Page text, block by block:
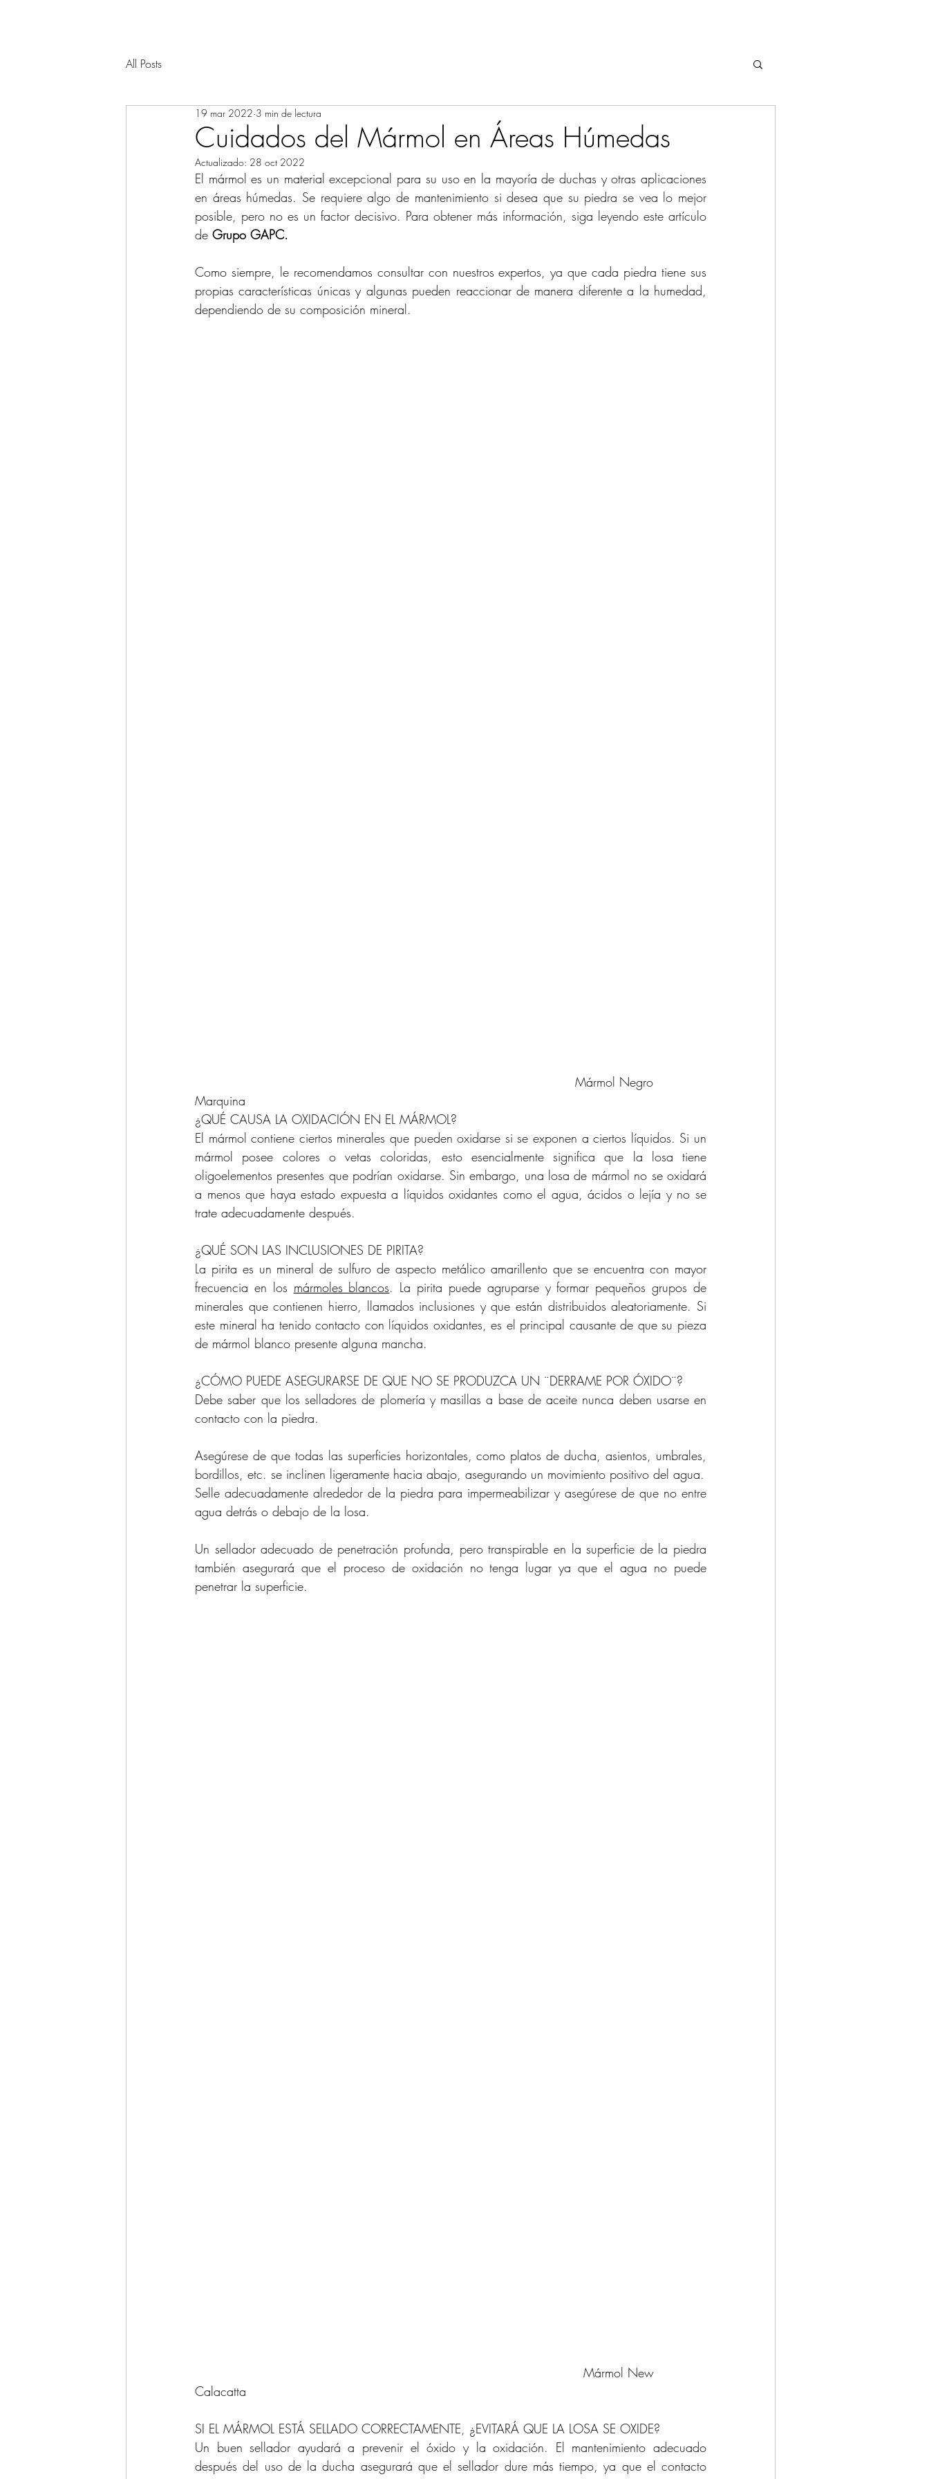
All Posts
Cuidados del Mármol en Áreas Húmedas
19 mar 2022 3 min de lectura
Actualizado: 28 oct 2022
El mármol es un material excepcional para su uso en la mayoría de duchas y otras aplicaciones
en áreas húmedas. Se requiere algo de mantenimiento si desea que su piedra se vea lo mejor
posible, pero no es un factor decisivo. Para obtener más información, siga leyendo este artículo
de Grupo GAPC.
Como siempre, le recomendamos consultar con nuestros expertos, ya que cada piedra tiene sus
propias características únicas y algunas pueden reaccionar de manera diferente a la humedad,
dependiendo de su composición mineral.
Marquina
¿QUÉ CAUSA LA OXIDACIÓN EN EL MÁRMOL?
El mármol contiene ciertos minerales que pueden oxidarse si se exponen a ciertos líquidos. Si un
mármol posee colores o vetas coloridas, esto esencialmente significa que la losa tiene
oligoelementos presentes que podrían oxidarse. Sin embargo, una losa de mármol no se oxidará
a menos que haya estado expuesta a líquidos oxidantes como el agua, ácidos o lejía y no se
trate adecuadamente después.
¿QUÉ SON LAS INCLUSIONES DE PIRITA?
La pirita es un mineral de sulfuro de aspecto metálico amarillento que se encuentra con mayor
frecuencia en los mármoles blancos. La pirita puede agruparse y formar pequeños grupos de
minerales que contienen hierro, llamados inclusiones y que están distribuidos aleatoriamente. Si
este mineral ha tenido contacto con líquidos oxidantes, es el principal causante de que su pieza
de mármol blanco presente alguna mancha.
¿CÓMO PUEDE ASEGURARSE DE QUE NO SE PRODUZCA UN ¨DERRAME POR ÓXIDO¨?
Debe saber que los selladores de plomería y masillas a base de aceite nunca deben usarse en
contacto con la piedra.
Asegúrese de que todas las superficies horizontales, como platos de ducha, asientos, umbrales,
bordillos, etc. se inclinen ligeramente hacia abajo, asegurando un movimiento positivo del agua.
Selle adecuadamente alrededor de la piedra para impermeabilizar y asegúrese de que no entre
agua detrás o debajo de la losa.
Un sellador adecuado de penetración profunda, pero transpirable en la superficie de la piedra
también asegurará que el proceso de oxidación no tenga lugar ya que el agua no puede
penetrar la superficie.
Calacatta
SI EL MÁRMOL ESTÁ SELLADO CORRECTAMENTE, ¿EVITARÁ QUE LA LOSA SE OXIDE?
Un buen sellador ayudará a prevenir el óxido y la oxidación. El mantenimiento adecuado
después del uso de la ducha asegurará que el sellador dure más tiempo, ya que el contacto